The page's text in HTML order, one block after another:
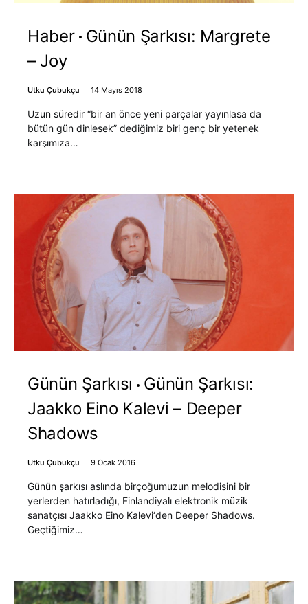
Haber
Günün Şarkısı: Margrete
– Joy
Utku Çubukçu 14 Mayıs 2018
Uzun süredir “bir an önce yeni parçalar yayınlasa da
bütün gün dinlesek” dediğimiz biri genç bir yetenek
karşımıza…
Günün Şarkısı
Günün Şarkısı:
Jaakko Eino Kalevi – Deeper
Shadows
Utku Çubukçu 9 Ocak 2016
Günün şarkısı aslında birçoğumuzun melodisini bir
yerlerden hatırladığı, Finlandiyalı elektronik müzik
sanatçısı Jaakko Eino Kalevi‘den Deeper Shadows.
Geçtiğimiz…